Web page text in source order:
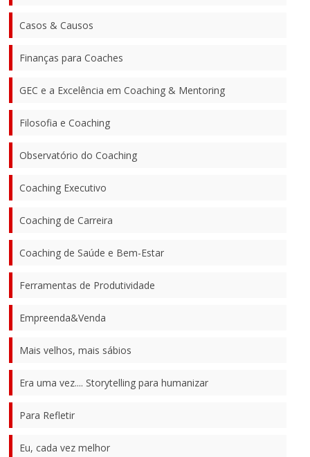
Casos & Causos
Finanças para Coaches
GEC e a Excelência em Coaching & Mentoring
Filosofia e Coaching
Observatório do Coaching
Coaching Executivo
Coaching de Carreira
Coaching de Saúde e Bem-Estar
Ferramentas de Produtividade
Empreenda&Venda
Mais velhos, mais sábios
Era uma vez.... Storytelling para humanizar
Para Refletir
Eu, cada vez melhor